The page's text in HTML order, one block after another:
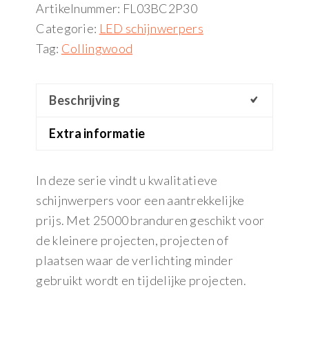
Artikelnummer: FL03BC2P30
Categorie: LED schijnwerpers
Tag: Collingwood
Beschrijving
Extra informatie
In deze serie vindt u kwalitatieve
schijnwerpers voor een aantrekkelijke
prijs. Met 25000 branduren geschikt voor
de kleinere projecten, projecten of
plaatsen waar de verlichting minder
gebruikt wordt en tijdelijke projecten.